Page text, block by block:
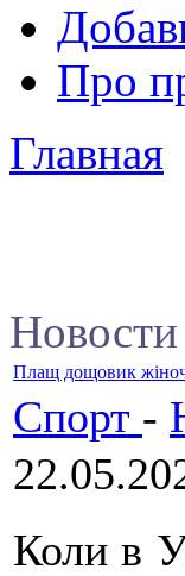
Про
Главная
Новости
Плащ дощовик
Спорт -
Коли в